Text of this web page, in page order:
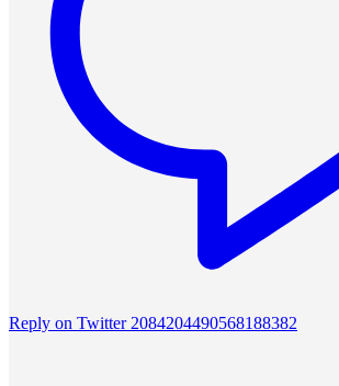
Reply on Twitter 2084204490568188382